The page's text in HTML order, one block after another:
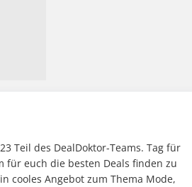
Teil des DealDoktor-Teams. Tag für
für euch die besten Deals finden zu
cooles Angebot zum Thema Mode,